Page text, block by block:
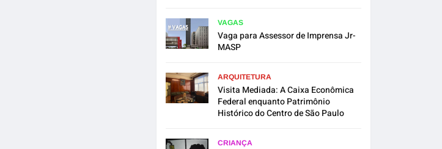
VAGAS
Vaga para Assessor de Imprensa Jr-
MASP
ARQUITETURA
Visita Mediada: A Caixa Econômica
Federal enquanto Patrimônio
Histórico do Centro de São Paulo
CRIANÇA